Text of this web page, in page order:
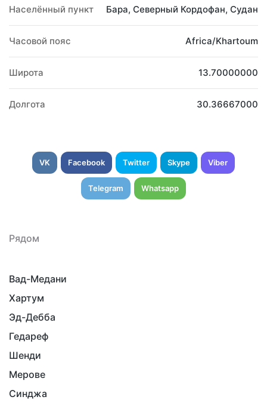
Населённый пункт Бара, Северный Кордофан, Судан
Часовой пояс Africa/Khartoum
Широта 13.70000000
Долгота 30.36667000
VK Facebook Twitter Skype Viber
Telegram Whatsapp
Рядом
Вад-Медани
Хартум
Эд-Дебба
Гедареф
Шенди
Мерове
Синджа